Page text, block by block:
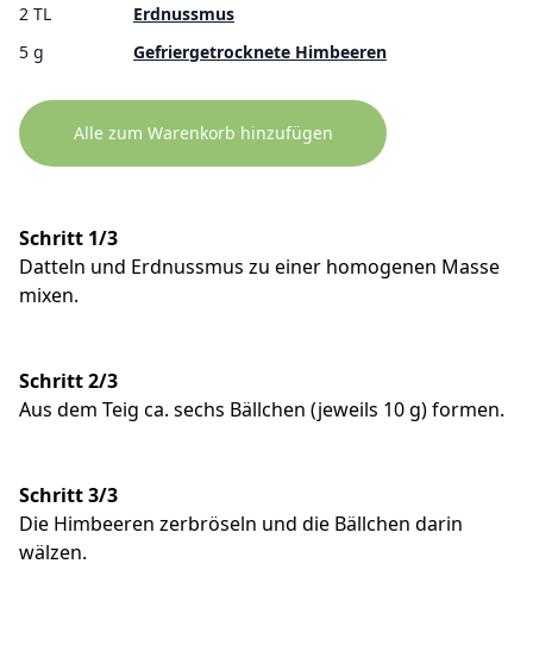
2 TL
Erdnussmus
5 g
Gefriergetrocknete Himbeeren
Alle zum Warenkorb hinzufügen
Schritt 1/3
Datteln und Erdnussmus zu einer homogenen Masse
mixen.
Schritt 2/3
Aus dem Teig ca. sechs Bällchen (jeweils 10 g) formen.
Schritt 3/3
Die Himbeeren zerbröseln und die Bällchen darin
wälzen.